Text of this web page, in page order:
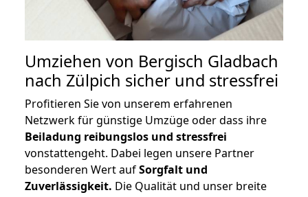
Umziehen von Bergisch Gladbach
nach Zülpich sicher und stressfrei
Profitieren Sie von unserem erfahrenen
Netzwerk für günstige Umzüge oder dass ihre
Beiladung reibungslos und stressfrei
vonstattengeht. Dabei legen unsere Partner
besonderen Wert aufSorgfalt und
Zuverlässigkeit. Die Qualität und unser breite